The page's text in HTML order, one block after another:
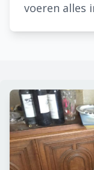
voeren alles